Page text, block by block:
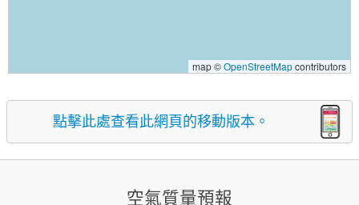
map ©OpenStreetMapcontributors
點擊此處查看此網頁的移動版本。
空氣質量預報